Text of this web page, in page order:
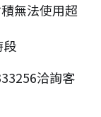
無法使用超
段
洽詢客